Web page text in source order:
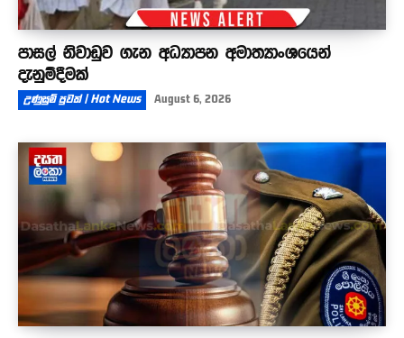
පාසල් නිවාඩුව ගැන අධ්‍යාපන අමාත්‍යාංශයෙන්
දැනුම්දීමක්
උණුසුම් පුවත් | Hot News August 6, 2026